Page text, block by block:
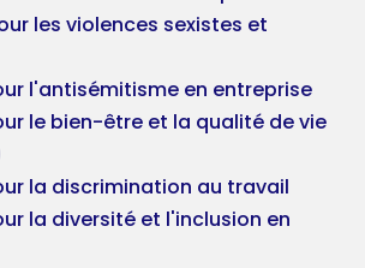
les violences sexistes et
l'antisémitisme en entreprise
le bien-être et la qualité de vie
la discrimination au travail
la diversité et l'inclusion en